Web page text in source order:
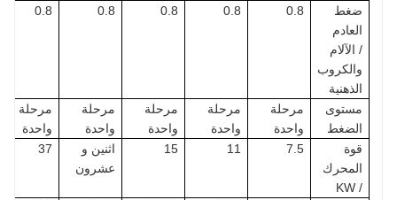
ضغط
العادم
/ الآلام
والكروب
الذهنية
0.8
0.8
0.8
0.8
0.8
مستوى
الضغط
مرحلة
واحدة
مرحلة
واحدة
مرحلة
واحدة
مرحلة
واحدة
مرحلة
واحدة
قوة
المحرك
/ KW
7.5
11
15
اثنين و
عشرون
37